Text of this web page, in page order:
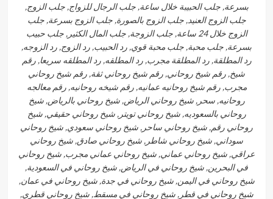
بسرعة, جلب الحبيبة خلال ساعة, جلب الرجال للزواج, جلب الزوج,
جلب الزوج العنيد, جلب الزوج بالصورة, جلب الزوج بسرعة, جلب
الزوج خلال 24 ساعة, جلب الزوجة, جلب المال الكثير, جلب حبيب
بسرعة, جلب محبة, جلب محبة قوي, رد الحبيب, رد الزوج, رد الزوجه,
رد المطلقة, رد المطلقة مجرب, رد المطلقه, رد المطلقه سريعا, رقم
شيخ, رقم شيخ روحاني, رقم شيخ روحاني ثقة, رقم شيخ روحاني
مجرب, رقم شيخ روحانيه عمانيه, رقم شيخه روحانيه, رقم معالجه
روحانيه, سحر, شيخ روحاني الرياض, شيخ روحاني بالرياض, شيخ
روحاني بالسعوديه, شيخ روحاني تويتر, شيخ روحاني حقيقي, شيخ
روحاني رقم, شيخ روحاني ساحر, شيخ روحاني سعودي, شيخ روحاني
سوداني, شيخ روحاني شاطر, شيخ روحاني صادق, شيخ روحاني
عراقي, شيخ روحاني عماني, شيخ روحاني عماني مجرب, شيخ روحاني
في البحرين, شيخ روحاني في الرياض, شيخ روحاني في السعودية,
شيخ روحاني في اليمن, شيخ روحاني في جدة, شيخ روحاني في عمان,
شيخ روحاني في قطر, شيخ روحاني في مسقط, شيخ روحاني قطري,